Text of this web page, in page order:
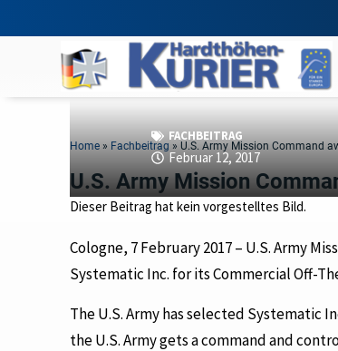
Home » Fachbeitrag » U.S. Army Mission Command
U.S. Army Mission
FACHBEITRAG
Februar 12, 2017
Dieser Beitrag hat kein vorgestelltes Bild.
Cologne, 7 February 2017 – U.S. Army
Systematic Inc. for its Commercial Off-
The U.S. Army has selected Systematic
the U.S. Army gets a command and